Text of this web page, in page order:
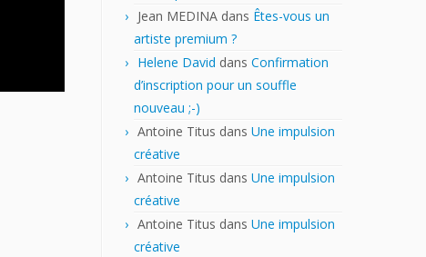
Jean MEDINA dans Êtes-vous un
artiste premium ?
Helene David dans Confirmation
d’inscription pour un souffle
nouveau ;-)
Antoine Titus dans Une impulsion
créative
Antoine Titus dans Une impulsion
créative
Antoine Titus dans Une impulsion
créative